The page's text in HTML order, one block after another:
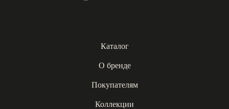
Каталог
О бренде
Покупателям
Коллекции